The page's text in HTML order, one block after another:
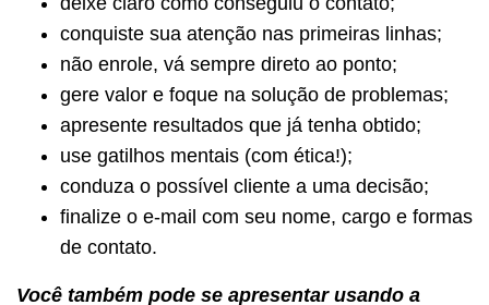
conquiste sua atenção nas primeiras linhas;
não enrole, vá sempre direto ao ponto;
gere valor e foque na solução de problemas;
apresente resultados que já tenha obtido;
use gatilhos mentais (com ética!);
conduza o possível cliente a uma decisão;
finalize o e-mail com seu nome, cargo e formas
de contato.
Você também pode se apresentar usando a